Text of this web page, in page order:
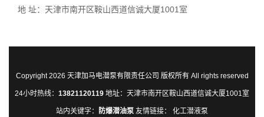
地 址：天津市南开区鞍山西道信诚大厦1001室
Copyright 2026 天津加马电潜泵有限责任公司 版权所有 All rights reserved
24小时热线： 13821120119 地址：天津市南开区鞍山西道信诚大厦1001室
站内关键字： 防爆潜油泵 友情链接： 化工潜液泵